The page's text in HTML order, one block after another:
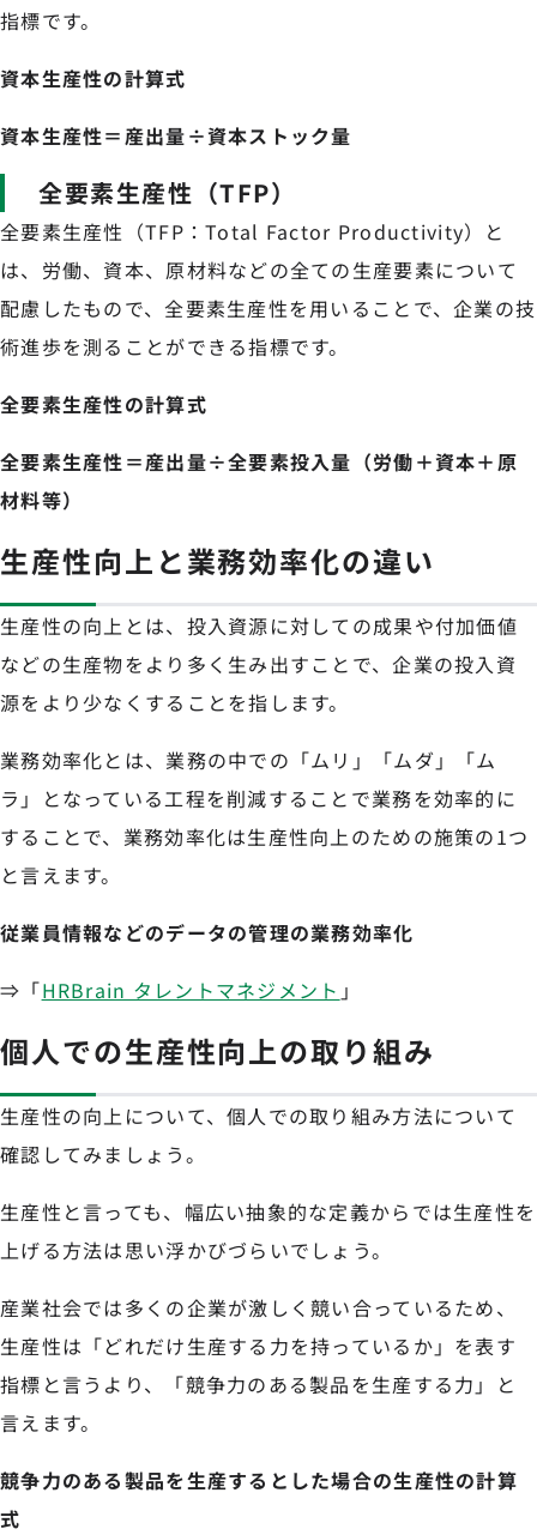
指標です。
資本生産性の計算式
資本生産性＝産出量÷資本ストック量
全要素生産性（TFP）
全要素生産性（TFP：Total Factor Productivity）と
は、労働、資本、原材料などの全ての生産要素について
配慮したもので、全要素生産性を用いることで、企業の技
術進歩を測ることができる指標です。
全要素生産性の計算式
全要素生産性＝産出量÷全要素投入量（労働＋資本＋原
材料等）
生産性向上と業務効率化の違い
生産性の向上とは、投入資源に対しての成果や付加価値
などの生産物をより多く生み出すことで、企業の投入資
源をより少なくすることを指します。
業務効率化とは、業務の中での「ムリ」「ムダ」「ム
ラ」となっている工程を削減することで業務を効率的に
することで、業務効率化は生産性向上のための施策の1つ
と言えます。
従業員情報などのデータの管理の業務効率化
⇒「HRBrain タレントマネジメント 」
個人での生産性向上の取り組み
生産性の向上について、個人での取り組み方法について
確認してみましょう。
生産性と言っても、幅広い抽象的な定義からでは生産性を
上げる方法は思い浮かびづらいでしょう。
産業社会では多くの企業が激しく競い合っているため、
生産性は「どれだけ生産する力を持っているか」を表す
指標と言うより、「競争力のある製品を生産する力」と
言えます。
競争力のある製品を生産するとした場合の生産性の計算
式